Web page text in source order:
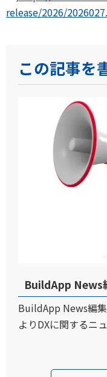
release/2026/
この記事を
BuildApp News
BuildApp News編
よりDXに関するニ